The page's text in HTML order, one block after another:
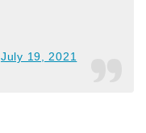
July 19, 2021